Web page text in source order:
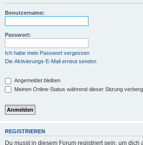
Benutzername:
Passwort:
Ich habe mein Passwort vergessen
Die Aktivierungs-E-Mail erneut senden
Angemeldet bleiben
Meinen Online-Status während dieser Sitzung
REGISTRIEREN
Du musst in diesem Forum registriert sein, um dich